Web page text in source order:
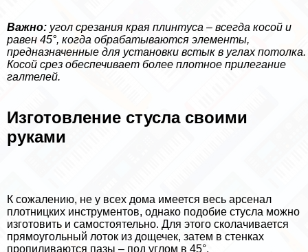
Важно: угол срезания края плинтуса – всегда косой и
равен 45°, когда обpaбатываются элементы,
предназначенные для установки встык в углах потолка.
Косой срез обеспечивает более плотное прилегание
галтелей.
Изготовление стусла своими
руками
К сожалению, не у всех дома имеется весь арсенал
плотницких инструментов, однако подобие стусла можно
изготовить и самостоятельно. Для этого сколачивается
прямоугольный лоток из дощечек, затем в стенках
пропиливаются пазы – под углом в 45°.